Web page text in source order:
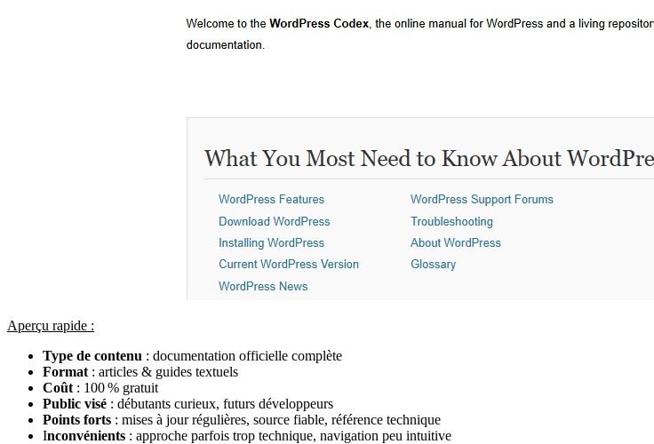
Aperçu rapide :
Type de contenu : documentation officielle complète
Format : articles & guides textuels
Coût : 100 % gratuit
Public visé : débutants curieux, futurs développeurs
Points forts : mises à jour régulières, source fiable, référence technique
Inconvénients : approche parfois trop technique, navigation peu intuitive